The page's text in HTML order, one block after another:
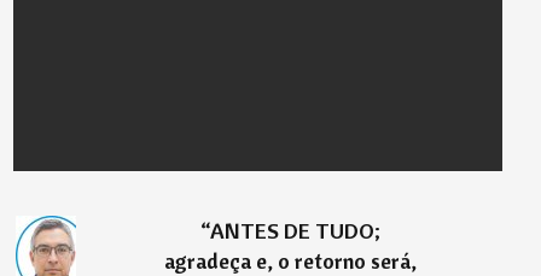
“ANTES DE TUDO;
agradeça e, o retorno será,